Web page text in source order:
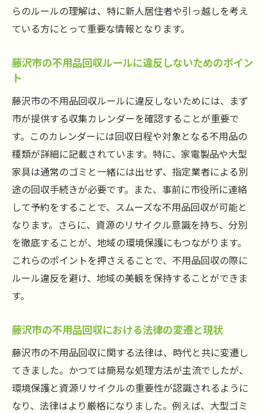
らのルールの理解は、特に新人居住者や引っ越しを考え
ている方にとって重要な情報となります。
藤沢市の不用品回収ルールに違反しないためのポイン
ト
藤沢市の不用品回収ルールに違反しないためには、まず
市が提供する収集カレンダーを確認することが重要で
す。このカレンダーには回収日程や対象となる不用品の
種類が詳細に記載されています。特に、家電製品や大型
家具は通常のゴミと一緒には出せず、指定業者による別
途の回収手続きが必要です。また、事前に市役所に連絡
して予約をすることで、スムーズな不用品回収が可能と
なります。さらに、資源のリサイクル意識を持ち、分別
を徹底することが、地域の環境保護にもつながります。
これらのポイントを押さえることで、不用品回収の際に
ルール違反を避け、地域の美観を保持することができま
す。
藤沢市の不用品回収における法律の変遷と現状
藤沢市の不用品回収に関する法律は、時代と共に変遷し
てきました。かつては簡易な処理方法が主流でしたが、
環境保護と資源リサイクルの重要性が認識されるように
なり、法律はより厳格になりました。例えば、大型ゴミ